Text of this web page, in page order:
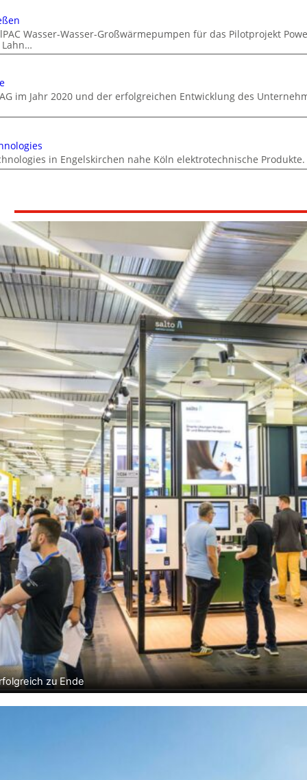
Wasser-Wasser-Großwärmepumpen für das Pilotprojekt
Lahn…
im Jahr 2020 und der erfolgreichen Entwicklung des
in Engelskirchen nahe Köln elektrotechnische Produkte.
zu Ende